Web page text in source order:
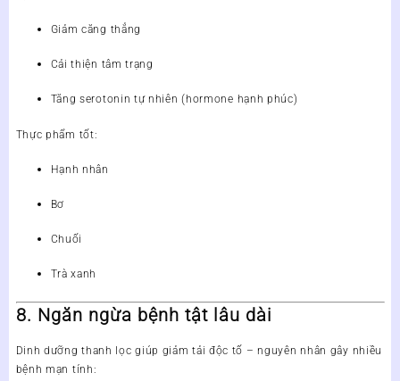
Giảm căng thẳng
Cải thiện tâm trạng
Tăng serotonin tự nhiên (hormone hạnh phúc)
Thực phẩm tốt:
Hạnh nhân
Bơ
Chuối
Trà xanh
8. Ngăn ngừa bệnh tật lâu dài
Dinh dưỡng thanh lọc giúp giảm tải độc tố – nguyên nhân gây nhiều
bệnh mạn tính: